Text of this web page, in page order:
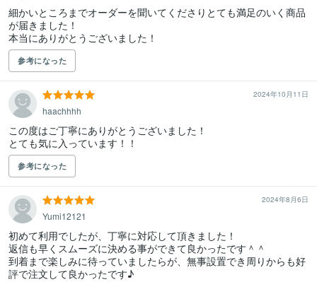
細かいところまでオーダーを聞いてくださりとても満足のいく商品
が届きました！
本当にありがとうございました！
参考になった
2024年10月11日
haachhhh
この度はご丁寧にありがとうございました！
とても気に入っています！！
参考になった
2024年8月6日
Yumi12121
初めて利用でしたが、丁寧に対応して頂きました！
返信も早くスムーズに決める事ができて良かったです＾＾
到着まで楽しみに待っていましたらが、無事設置でき周りからも好
評で注文して良かったです♪